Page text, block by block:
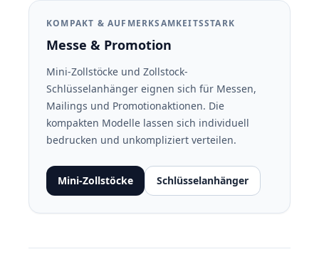
KOMPAKT & AUFMERKSAMKEITSSTARK
Messe & Promotion
Mini-Zollstöcke und Zollstock-
Schlüsselanhänger eignen sich für Messen,
Mailings und Promotionaktionen. Die
kompakten Modelle lassen sich individuell
bedrucken und unkompliziert verteilen.
Mini-Zollstöcke Schlüsselanhänger